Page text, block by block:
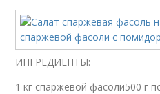
ИНГРЕДИЕНТЫ:
1 кг спаржевой фасоли500 г